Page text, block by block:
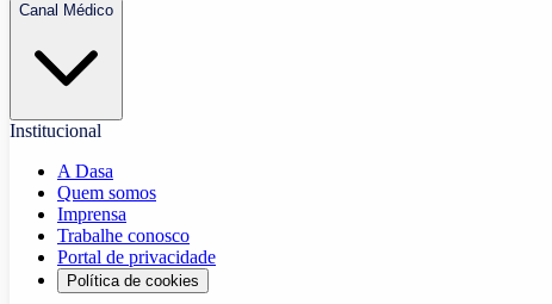
Canal Médico
Institucional
A Dasa
Quem somos
Imprensa
Trabalhe conosco
Portal de privacidade
Política de cookies